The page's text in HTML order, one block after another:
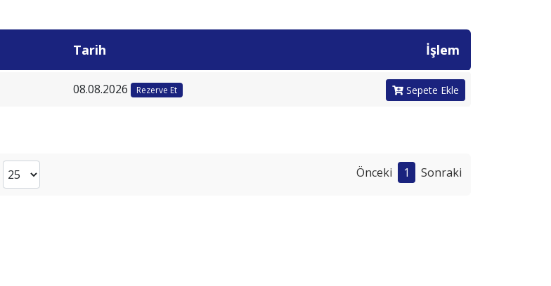
Tarih İşlem
08.08.2026 Rezerve Et Sepete Ekle
Önceki 1 Sonraki